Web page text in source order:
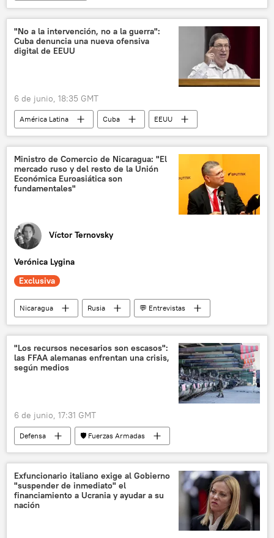
Foro Económico Internacional de San Petersburgo (SPIEF)
Rusia
latinoamérica
🌎 América
relaciones internacionales
"No a la intervención, no a la guerra":
Cuba denuncia una nueva ofensiva
digital de EEUU
6 de junio, 18:35 GMT
América Latina Cuba
EEUU
política
Bruno Rodríguez
📰 Bloqueo económico contra Cuba
Ministro de Comercio de Nicaragua: "El
mercado ruso y del resto de la Unión
Económica Euroasiática son
fundamentales"
Víctor Ternovsky
Verónica Lygina
Exclusiva
Nicaragua Rusia
💬 Entrevistas
Unión Económica Euroasiática
comercio
Foro Económico Internacional de San Petersburgo (SPIEF)
"Los recursos necesarios son escasos":
las FFAA alemanas enfrentan una crisis,
según medios
6 de junio, 17:31 GMT
Defensa
🛡️ Fuerzas Armadas
Alemania
🌍 Europa armamento
Exfuncionario italiano exige al Gobierno
"suspender de inmediato" el
financiamiento a Ucrania y ayudar a su
nación